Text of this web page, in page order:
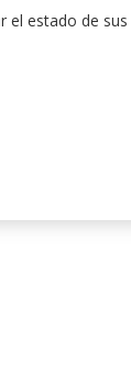
estado de